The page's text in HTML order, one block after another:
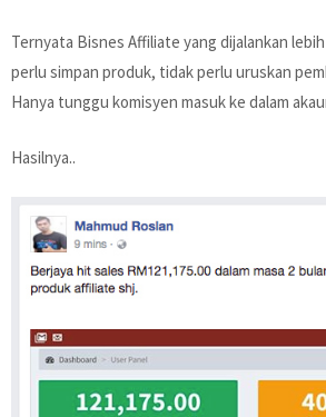
Ternyata Bisnes Affiliate yang dijalankan
perlu simpan produk, tidak perlu uruskan
Hanya tunggu komisyen masuk ke dalam
Hasilnya..